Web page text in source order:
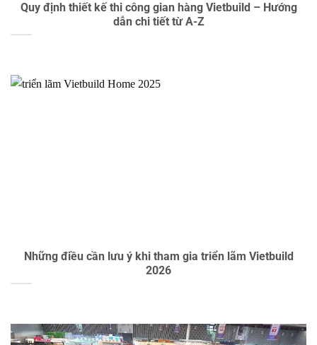
Quy định thiết kế thi công gian hàng Vietbuild – Hướng
dẫn chi tiết từ A-Z
Những điều cần lưu ý khi tham gia triển lãm Vietbuild
2026